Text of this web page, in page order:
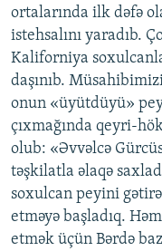
ortalarında ilk dəfə
istehsalını yaradıb.
Kaliforniya
daşınıb.
onun «üyütdüyü»
çıxmağında qeyri-
olub: «Əvvəlcə
təşkilatla əlaqə
soxulcan peyini
etməyə başladıq.
etmək üçün Bərdə